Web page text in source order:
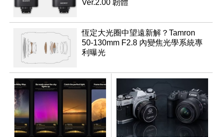
Ver.2.00 韌體
恆定大光圈中望遠新解？Tamron
50-130mm F2.8 內變焦光學系統專
利曝光